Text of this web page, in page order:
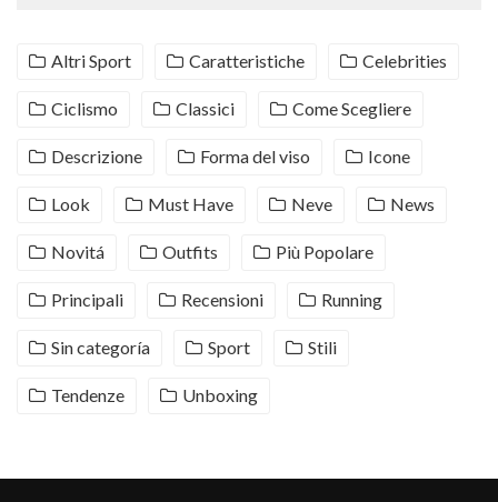
Altri Sport Caratteristiche Celebrities
Ciclismo Classici Come Scegliere
Descrizione Forma del viso Icone
Look Must Have Neve News
Novitá Outfits Più Popolare
Principali Recensioni Running
Sin categoría Sport Stili
Tendenze Unboxing